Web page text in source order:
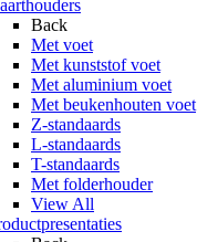
Back
Met voet
Met kunststof voet
Met aluminium voet
Met beukenhouten voet
Z-standaards
L-standaards
T-standaards
Met folderhouder
View All